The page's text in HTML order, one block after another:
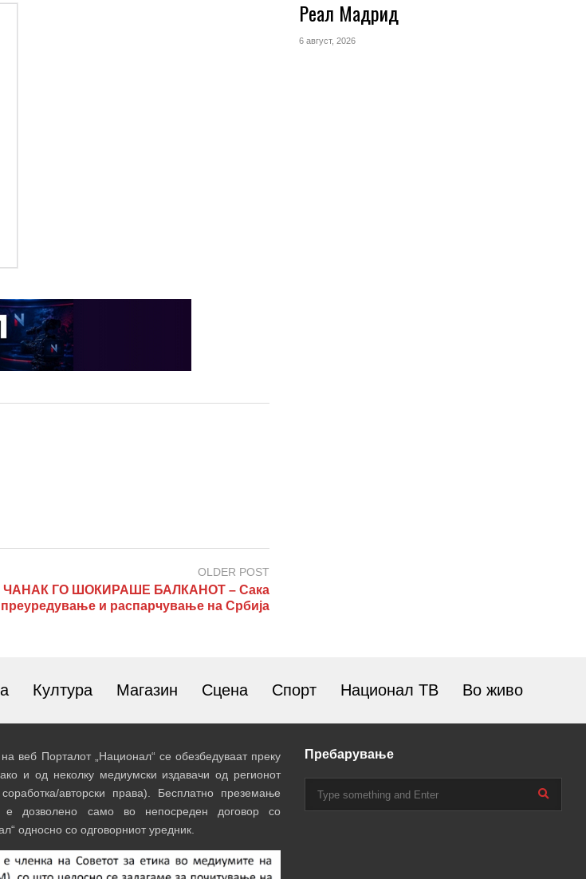
OLDER POST
ЧАНАК ГО ШОКИРАШЕ БАЛКАНОТ – Сака
преуредување и распарчување на Србија
Реал Мадрид
6 август, 2026
Култура Магазин Сцена Спорт Национал ТВ Во живо
веб Порталот „Национал“ се обезбедуваат преку
и од неколку медиумски издавачи од регионот
авторски права). Бесплатно преземање
е дозволено само во непосреден договор со
односно со одговорниот уредник.
Пребарување